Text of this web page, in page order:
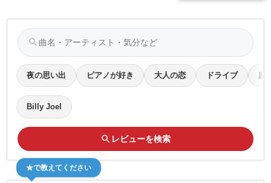
search
夜の思い出 ピアノが好き 大人の恋 ドライブ 励
Billy Joel
search レビューを検索
★で教えてください